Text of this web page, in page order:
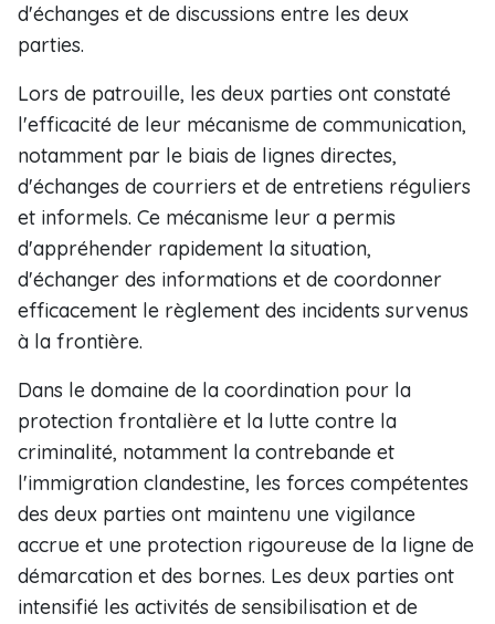
d'échanges et de discussions entre les deux
parties.
Lors de patrouille, les deux parties ont constaté
l'efficacité de leur mécanisme de communication,
notamment par le biais de lignes directes,
d'échanges de courriers et de entretiens réguliers
et informels. Ce mécanisme leur a permis
d'appréhender rapidement la situation,
d'échanger des informations et de coordonner
efficacement le règlement des incidents survenus
à la frontière.
Dans le domaine de la coordination pour la
protection frontalière et la lutte contre la
criminalité, notamment la contrebande et
l'immigration clandestine, les forces compétentes
des deux parties ont maintenu une vigilance
accrue et une protection rigoureuse de la ligne de
démarcation et des bornes. Les deux parties ont
intensifié les activités de sensibilisation et de